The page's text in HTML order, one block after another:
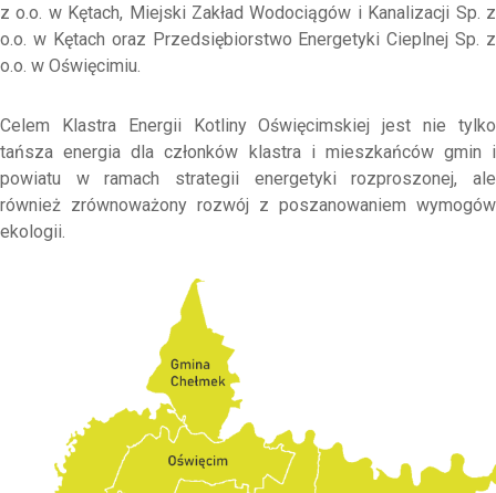
z o.o. w Kętach, Miejski Zakład Wodociągów i Kanalizacji Sp. z
o.o. w Kętach oraz Przedsiębiorstwo Energetyki Cieplnej Sp. z
o.o. w Oświęcimiu.
Celem Klastra Energii Kotliny Oświęcimskiej jest nie tylko
tańsza energia dla członków klastra i mieszkańców gmin i
powiatu w ramach strategii energetyki rozproszonej, ale
również zrównoważony rozwój z poszanowaniem wymogów
ekologii.